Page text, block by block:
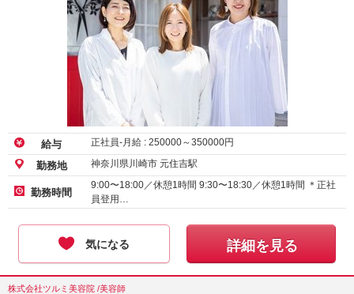
給与 正社員-月給 : 250000～350000円
勤務地 神奈川県川崎市 元住吉駅
勤務時間
9:00〜18:00／休憩1時間 9:30〜18:30／休憩1時間 ＊正社
員登用…
気になる 詳細を見る
株式会社ツルミ美容院 /美容師